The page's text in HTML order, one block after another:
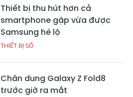
Thiết bị thu hút hơn cả
smartphone gập vừa được
Samsung hé lộ
THIẾT BỊ SỐ
Chân dung Galaxy Z Fold8
trước giờ ra mắt